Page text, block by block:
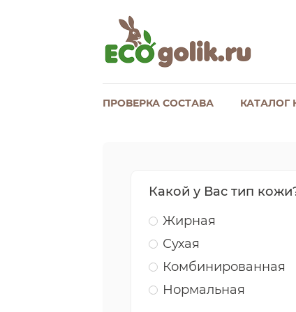
ПРОВЕРКА СОСТАВА КАТАЛОГ
Какой у Вас тип
Жирная
Сухая
Комбинированная
Нормальная